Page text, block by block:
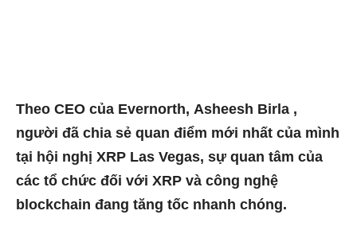
Theo CEO của Evernorth, Asheesh Birla ,
người đã chia sẻ quan điểm mới nhất của mình
tại hội nghị XRP Las Vegas, sự quan tâm của
các tổ chức đối với XRP và công nghệ
blockchain đang tăng tốc nhanh chóng.